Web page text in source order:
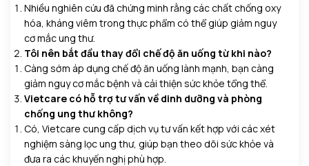
Nhiều nghiên cứu đã chứng minh rằng các chất chống oxy
hóa, kháng viêm trong thực phẩm có thể giúp giảm nguy
cơ mắc ung thư.
Tôi nên bắt đầu thay đổi chế độ ăn uống từ khi nào?
Càng sớm áp dụng chế độ ăn uống lành mạnh, bạn càng
giảm nguy cơ mắc bệnh và cải thiện sức khỏe tổng thể.
Vietcare có hỗ trợ tư vấn về dinh dưỡng và phòng
chống ung thư không?
Có, Vietcare cung cấp dịch vụ tư vấn kết hợp với các xét
nghiệm sàng lọc ung thư, giúp bạn theo dõi sức khỏe và
đưa ra các khuyến nghị phù hợp.